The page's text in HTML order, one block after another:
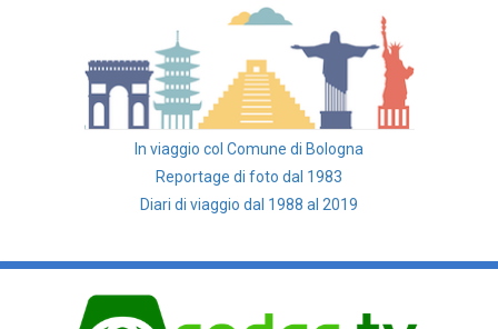
In viaggio col Comune di Bologna
Reportage di foto dal 1983
Diari di viaggio dal 1988 al 2019